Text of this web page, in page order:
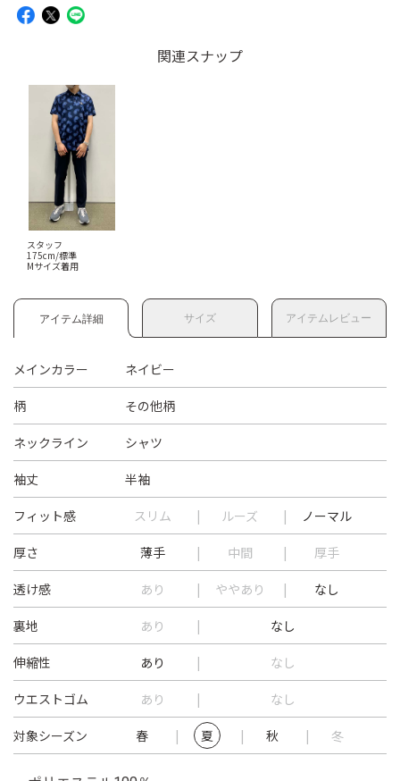
関連スナップ
スタッフ
175cm/標準
Mサイズ着用
アイテム詳細 サイズ アイテムレビュー
メインカラー ネイビー
柄 その他柄
ネックライン シャツ
袖丈 半袖
フィット感 スリム ルーズ ノーマル
厚さ 薄手 中間 厚手
透け感 あり ややあり なし
裏地 あり なし
伸縮性 あり なし
ウエストゴム あり なし
対象シーズン 春 夏 秋 冬